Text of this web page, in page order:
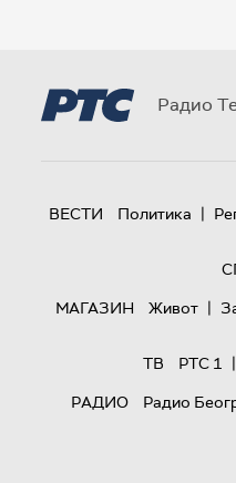
Радио
ВЕСТИ Политика |
МАГАЗИН
Живот |
ТВ
РТС 1 |
РАДИО
Радио